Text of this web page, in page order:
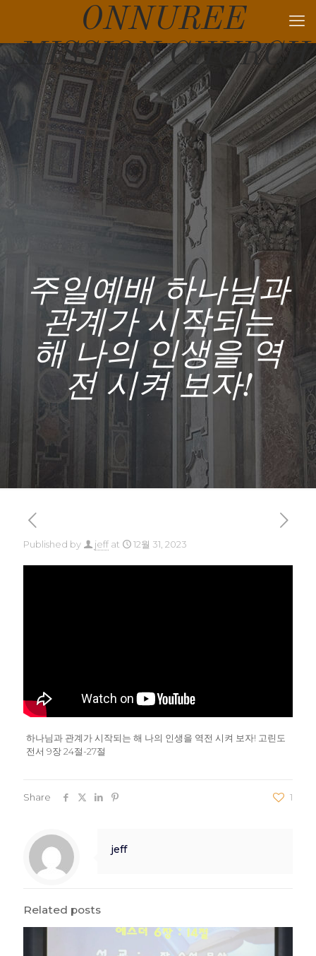
ONNUREE
MISSION CHURCH
주일예배 하나님과
관계가 시작되는
해 나의 인생을 역
전 시켜 보자!
Published by jeff at 12월 31, 2023
하나님과 관계가 시작되는 해 나의 인생을 역전 시켜 보자! 고린도
전서 9장 24절-27절
Share 1
jeff
Related posts